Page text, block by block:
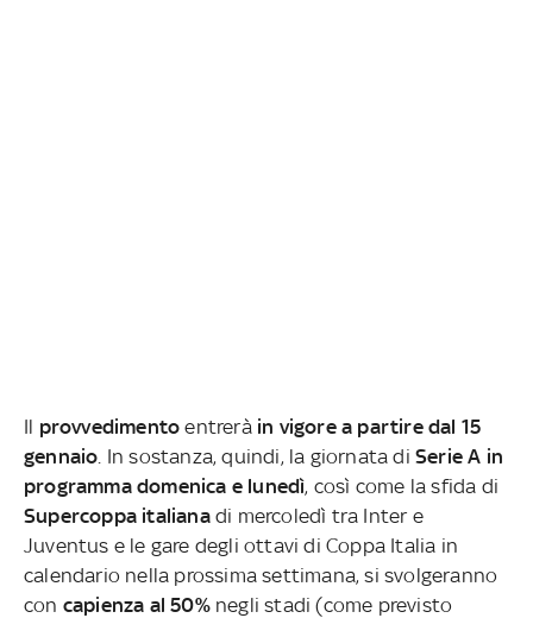
Il provvedimento entrerà in vigore a partire dal 15
gennaio . In sostanza, quindi, la giornata di Serie A in
programma domenica e lunedì, così come la sfida di
Supercoppa italiana di mercoledì tra Inter e
Juventus e le gare degli ottavi di Coppa Italia in
calendario nella prossima settimana, si svolgeranno
con capienza al 50%negli stadi (come previsto